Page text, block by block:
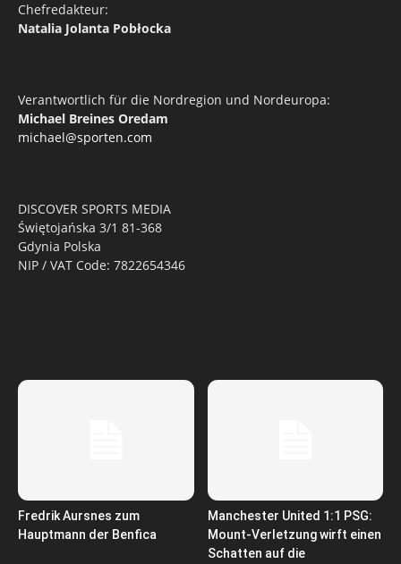
Chefredakteur:
Natalia Jolanta Pobłocka
Verantwortlich für die Nordregion und Nordeuropa:
Michael Breines Oredam
michael@sporten.com
DISCOVER SPORTS MEDIA
Świętojańska 3/1 81-368
Gdynia Polska
NIP / VAT Code: 7822654346
Fredrik Aursnes zum
Hauptmann der Benfica
Manchester United 1:1 PSG:
Mount-Verletzung wirft einen
Schatten auf die